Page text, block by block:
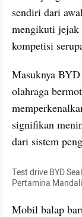
sendiri dari
mengikuti jejak
kompetisi
Masuknya
olahraga
signifikan
dari sistem
Test drive BYD
Pertamina
Mobil balap